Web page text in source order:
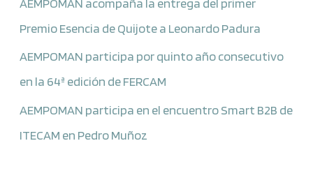
Premio Esencia de Quijote a Leonardo Padura
AEMPOMAN participa por quinto año consecutivo
en la 64ª edición de FERCAM
AEMPOMAN participa en el encuentro Smart B2B de
ITECAM en Pedro Muñoz